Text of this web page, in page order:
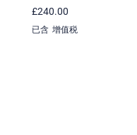
價格
£240.00
已含 增值税